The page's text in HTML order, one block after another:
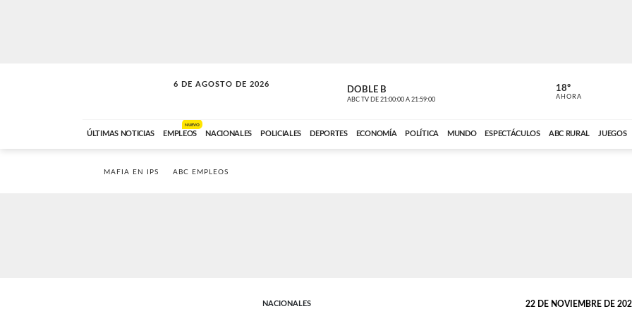
6 DE AGOSTO DE 2026
SOLO MÚSICA DOBLE B
ABC TV DE 21:00:00 A 21:59:00 ABC CARDINAL
18º
AHORA
ÚLTIMAS NOTICIAS EMPLEOS
NUEVO
NACIONALES POLICIALES DEPORTES ECONOMÍA POLÍTICA MUNDO ESPECTÁCULOS ABC RURAL JUEGOS
MAFIA EN IPS ABC EMPLEOS
NACIONALES 22 DE NOVIEMBRE DE